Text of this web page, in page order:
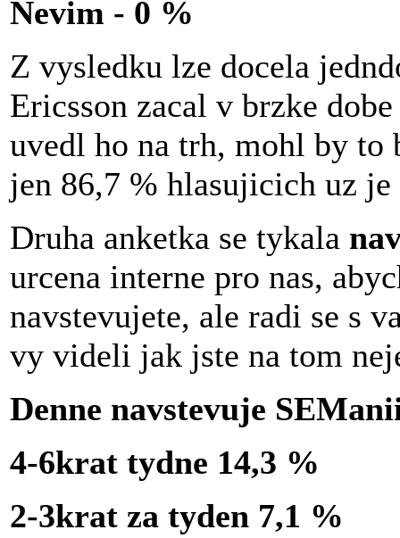
Nevim - 0 %
Z vysledku lze docela
Ericsson zacal v brzke
uvedl ho na trh, mohl by to
jen 86,7 % hlasujicich uz je
Druha anketka se tykala
urcena interne pro nas,
navstevujete, ale radi se s
vy videli jak jste na tom
Denne navstevuje
4-6krat tydne 14,3 %
2-3krat za tyden 7,1 %